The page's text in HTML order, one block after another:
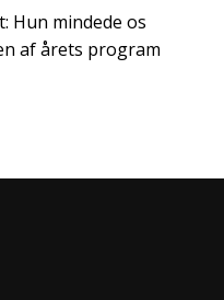
Hun mindede os
af årets program